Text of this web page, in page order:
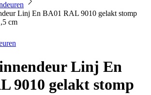
Linj En BA01 RAL 9010 gelakt stomp
cm
Linj En
9010 gelakt stomp